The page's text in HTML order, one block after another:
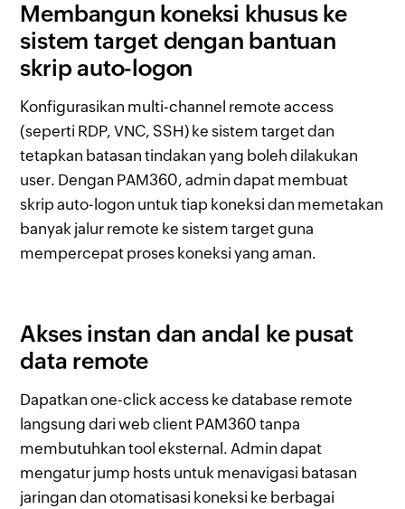
Membangun koneksi khusus ke
sistem target dengan bantuan
skrip auto-logon
Konfigurasikan multi-channel remote access
(seperti RDP, VNC, SSH) ke sistem target dan
tetapkan batasan tindakan yang boleh dilakukan
user. Dengan PAM360, admin dapat membuat
skrip auto-logon untuk tiap koneksi dan memetakan
banyak jalur remote ke sistem target guna
mempercepat proses koneksi yang aman.
Akses instan dan andal ke pusat
data remote
Dapatkan one-click access ke database remote
langsung dari web client PAM360 tanpa
membutuhkan tool eksternal. Admin dapat
mengatur jump hosts untuk menavigasi batasan
jaringan dan otomatisasi koneksi ke berbagai